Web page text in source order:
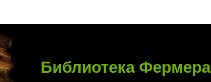
Библиотека Фермера